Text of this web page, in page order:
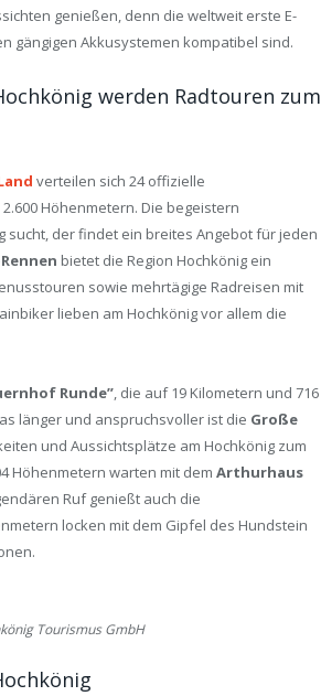
genießen, denn die weltweit erste E-
gängigen Akkusystemen kompatibel sind.
werden Radtouren zum
verteilen sich 24 offizielle
Höhenmetern. Die begeistern
sucht, der findet ein breites Angebotfür jeden
bietet die Region Hochkönig ein
sowie mehrtägige Radreisen mit
lieben am Hochkönig vor allem die
Runde”, die auf 19 Kilometern und 716
länger und anspruchsvoller ist die Große
und Aussichtsplätze am Hochkönig zum
Höhenmetern warten mit dem Arthurhaus
Ruf genießt auch die
locken mit dem Gipfel des Hundstein
Tourismus GmbH